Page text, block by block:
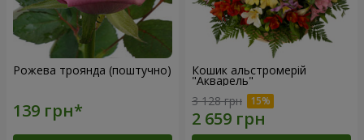
Рожева троянда (поштучно) Кошик альстромерій
"Акварель"
3 128 грн